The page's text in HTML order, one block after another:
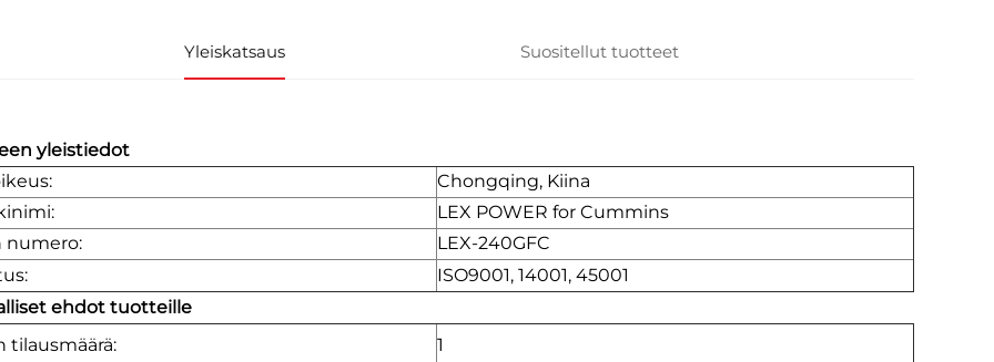
Yleiskatsaus Suositellut tuotteet
yleistiedot
Chongqing, Kiina
LEX POWER for Cummins
numero:
LEX-240GFC
ISO9001, 14001, 45001
ehdot tuotteille
tilausmäärä:
1